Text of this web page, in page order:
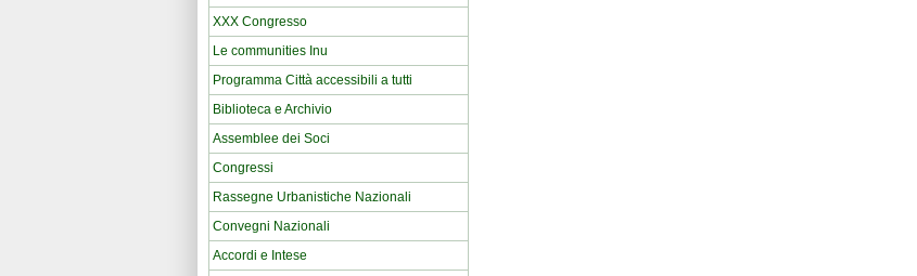
XXX Congresso
Le communities Inu
Programma Città accessibili a tutti
Biblioteca e Archivio
Assemblee dei Soci
Congressi
Rassegne Urbanistiche Nazionali
Convegni Nazionali
Accordi e Intese